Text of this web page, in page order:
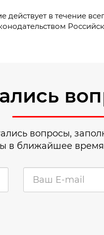
действует в течение
вопросы,
в ближайшее